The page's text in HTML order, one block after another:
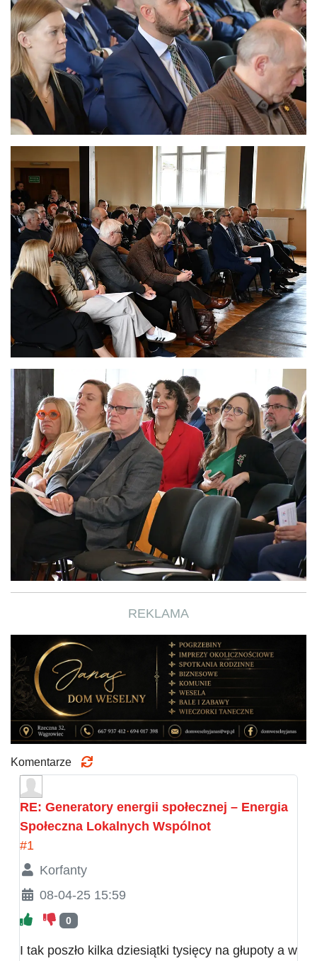
REKLAMA
Komentarze
RE: Generatory energii społecznej – Energia
Społeczna Lokalnych Wspólnot
#1
Korfanty
08-04-25 15:59
0
I tak poszło kilka dziesiątki tysięcy na głupoty a w